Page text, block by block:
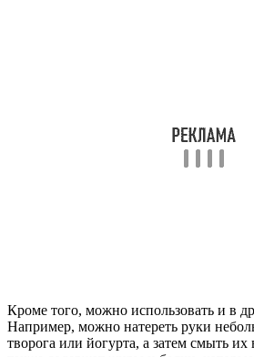
Кроме того, можно использовать и в
Например, можно натереть руки
творога или йогурта, а затем смыть